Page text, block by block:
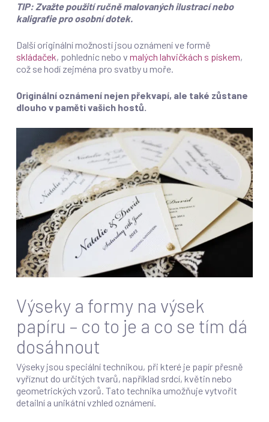
TIP: Zvažte použití ručně malovaných ilustrací nebo
kaligrafie pro osobní dotek.
Další originální možností jsou oznámení ve formě
skládaček, pohlednic nebo v malých lahvičkách s pískem,
což se hodí zejména pro svatby u moře.
Originální oznámení nejen překvapí, ale také zůstane
dlouho v paměti vašich hostů.
Výseky a formy na výsek
papíru – co to je a co se tím dá
dosáhnout
Výseky jsou speciální technikou, při které je papír přesně
vyříznut do určitých tvarů, například srdcí, květin nebo
geometrických vzorů. Tato technika umožňuje vytvořit
detailní a unikátní vzhled oznámení.